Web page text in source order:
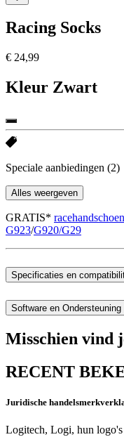
Racing Socks
€ 24,99
Kleur Zwart
Speciale aanbiedingen (2)
Alles weergeven
GRATIS*
G923/G920/G29
Specificaties en
Software en Ondersteuning
Misschien vind
RECENT
Juridische
Logitech, Logi, hun logo's